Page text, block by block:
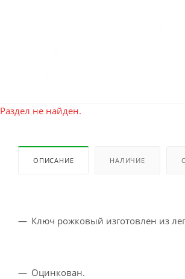
Раздел не найден.
ОПИСАНИЕ НАЛИЧИЕ
Ключ рожковый изготовлен из
Оцинкован.